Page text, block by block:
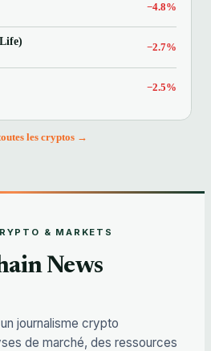
−4.8%
−2.7%
−2.5%
les cryptos →
& MARKETS
News
journalisme crypto
de marché, des ressources